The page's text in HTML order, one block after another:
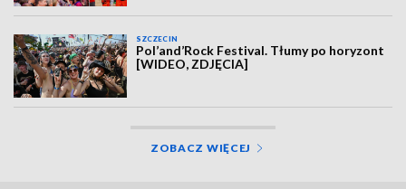
SZCZECIN
Pol’and’Rock Festival. Tłumy po horyzont
[WIDEO, ZDJĘCIA]
ZOBACZ WIĘCEJ